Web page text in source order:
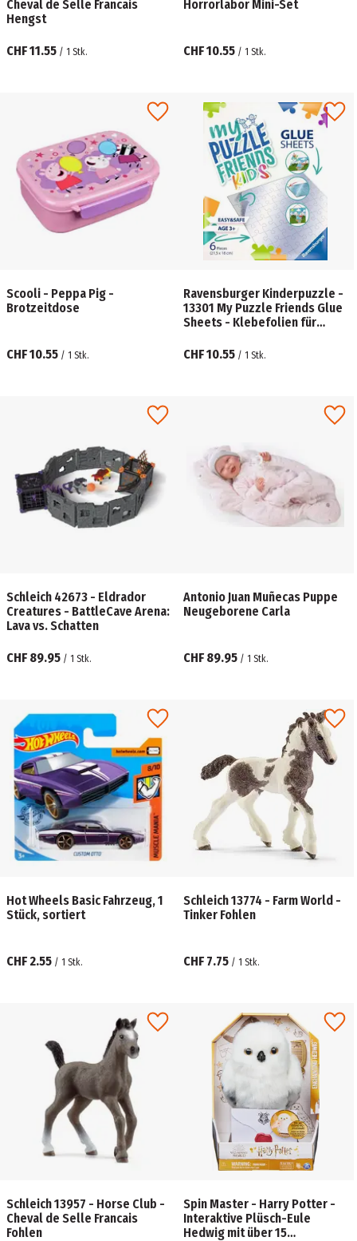
Cheval de Selle Francais
Hengst
CHF 11.55 / 1 Stk.
Horrorlabor Mini-Set
CHF 10.55 / 1 Stk.
Scooli - Peppa Pig -
Brotzeitdose
CHF 10.55 / 1 Stk.
Ravensburger Kinderpuzzle -
13301 My Puzzle Friends Glue
Sheets - Klebefolien für
CHF 10.55 / 1 Stk.
Schleich 42673 - Eldrador
Creatures - BattleCave Arena:
Lava vs. Schatten
CHF 89.95 / 1 Stk.
Antonio Juan Muñecas Puppe
Neugeborene Carla
CHF 89.95 / 1 Stk.
Hot Wheels Basic Fahrzeug, 1
Stück, sortiert
CHF 2.55 / 1 Stk.
Schleich 13774 - Farm World -
Tinker Fohlen
CHF 7.75 / 1 Stk.
Schleich 13957 - Horse Club -
Cheval de Selle Francais
Fohlen
Spin Master - Harry Potter -
Interaktive Plüsch-Eule
Hedwig mit über 15